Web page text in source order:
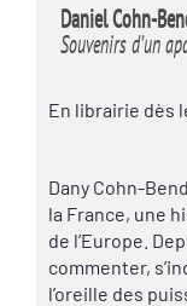
Daniel Cohn-
Souvenirs d’un
En librairie dès
Dany Cohn-
la France, une
de l’Europe.
commenter,
l’oreille des